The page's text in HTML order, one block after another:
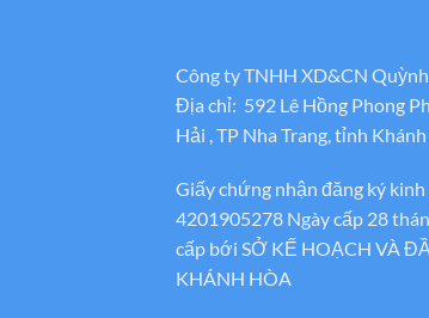
Công ty TNHH XD&CN
Địa chỉ: 592 Lê Hồng Phong
Hải , TP Nha Trang, tỉnh
Giấy chứng nhận đăng ký kinh
4201905278 Ngày cấp 28
cấp bới SỞ KẾ HOẠCH VÀ
KHÁNH HÒA